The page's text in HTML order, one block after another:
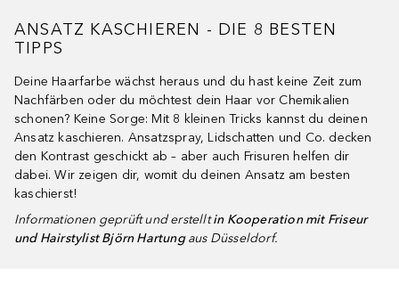
ANSATZ KASCHIEREN - DIE 8 BESTEN
TIPPS
Deine Haarfarbe wächst heraus und du hast keine Zeit zum
Nachfärben oder du möchtest dein Haar vor Chemikalien
schonen? Keine Sorge: Mit 8 kleinen Tricks kannst du deinen
Ansatz kaschieren. Ansatzspray, Lidschatten und Co. decken
den Kontrast geschickt ab – aber auch Frisuren helfen dir
dabei. Wir zeigen dir, womit du deinen Ansatz am besten
kaschierst!
Informationen geprüft und erstelltin Kooperation mit Friseur
und Hairstylist Björn Hartungaus Düsseldorf.